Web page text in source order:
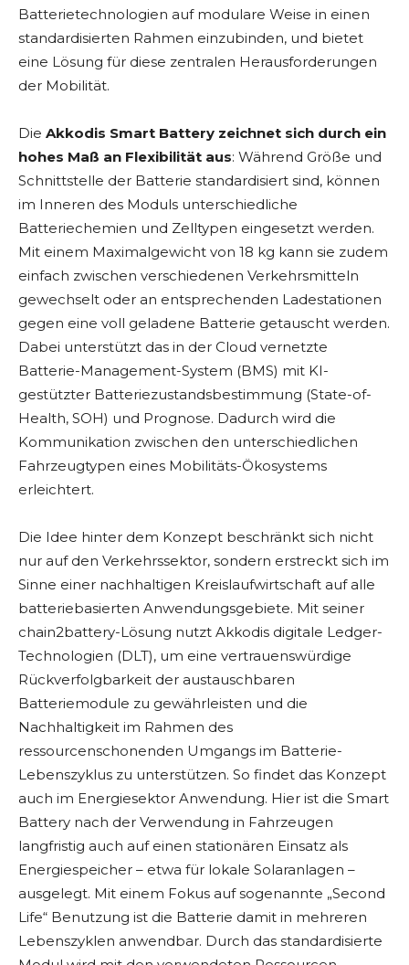
Batterietechnologien auf modulare Weise in einen
standardisierten Rahmen einzubinden, und bietet
eine Lösung für diese zentralen Herausforderungen
der Mobilität.
Die Akkodis Smart Battery zeichnet sich durch ein
hohes Maß an Flexibilität aus: Während Größe und
Schnittstelle der Batterie standardisiert sind, können
im Inneren des Moduls unterschiedliche
Batteriechemien und Zelltypen eingesetzt werden.
Mit einem Maximalgewicht von 18 kg kann sie zudem
einfach zwischen verschiedenen Verkehrsmitteln
gewechselt oder an entsprechenden Ladestationen
gegen eine voll geladene Batterie getauscht werden.
Dabei unterstützt das in der Cloud vernetzte
Batterie-Management-System (BMS) mit KI-
gestützter Batteriezustandsbestimmung (State-of-
Health, SOH) und Prognose. Dadurch wird die
Kommunikation zwischen den unterschiedlichen
Fahrzeugtypen eines Mobilitäts-Ökosystems
erleichtert.
Die Idee hinter dem Konzept beschränkt sich nicht
nur auf den Verkehrssektor, sondern erstreckt sich im
Sinne einer nachhaltigen Kreislaufwirtschaft auf alle
batteriebasierten Anwendungsgebiete. Mit seiner
chain2battery-Lösung nutzt Akkodis digitale Ledger-
Technologien (DLT), um eine vertrauenswürdige
Rückverfolgbarkeit der austauschbaren
Batteriemodule zu gewährleisten und die
Nachhaltigkeit im Rahmen des
ressourcenschonenden Umgangs im Batterie-
Lebenszyklus zu unterstützen. So findet das Konzept
auch im Energiesektor Anwendung. Hier ist die Smart
Battery nach der Verwendung in Fahrzeugen
langfristig auch auf einen stationären Einsatz als
Energiespeicher – etwa für lokale Solaranlagen –
ausgelegt. Mit einem Fokus auf sogenannte „Second
Life“ Benutzung ist die Batterie damit in mehreren
Lebenszyklen anwendbar. Durch das standardisierte